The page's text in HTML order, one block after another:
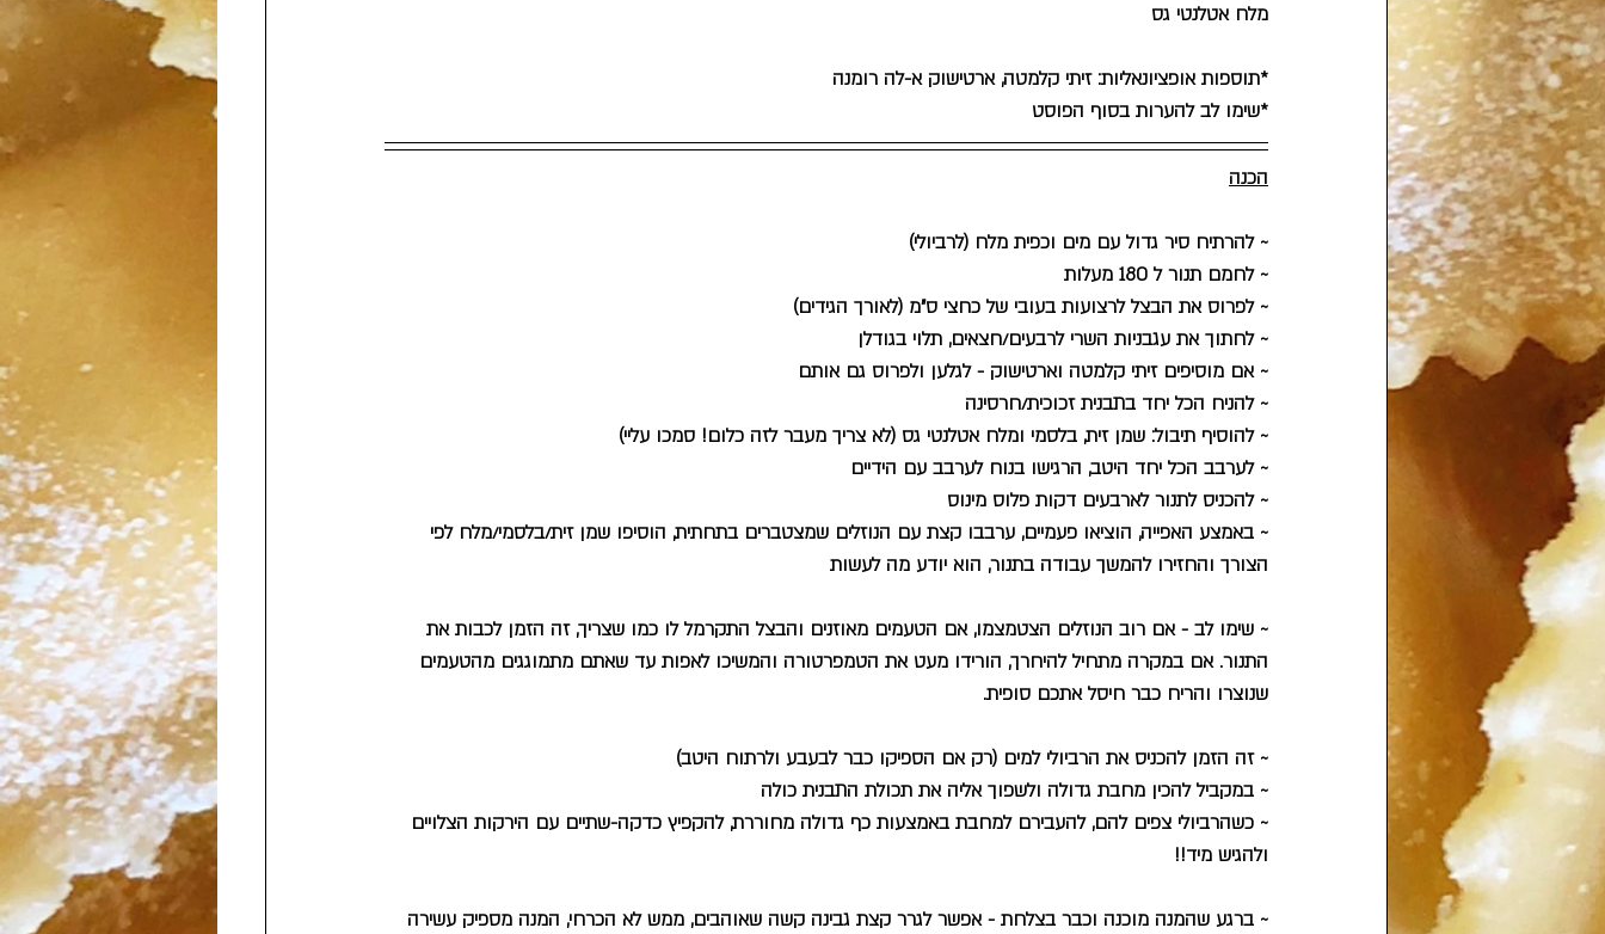
מלח אטלנטי גס
*תוספות אופציונאליות: זיתי קלמטה, ארטישוק א-לה רומנה
*שימו לב להערות בסוף הפוסט
הכנה
~ להרתיח סיר גדול עם מים וכפית מלח (לרביולי)
~ לחמם תנור ל 180 מעלות
~ לפרוס את הבצל לרצועות בעובי של כחצי ס"מ (לאורך הגידים)
~ לחתוך את עגבניות השרי לרבעים/חצאים, תלוי בגודלן
~ אם מוסיפים זיתי קלמטה וארטישוק - לגלען ולפרוס גם אותם
~ להניח הכל יחד בתבנית זכוכית/חרסינה
~ להוסיף תיבול: שמן זית, בלסמי ומלח אטלנטי גס (לא צריך מעבר לזה כלום! סמכו עליי)
~ לערבב הכל יחד היטב, הרגישו בנוח לערבב עם הידיים
~ להכניס לתנור לארבעים דקות פלוס מינוס
~ באמצע האפייה, הוציאו פעמיים, ערבבו קצת עם הנוזלים שמצטברים בתחתית, הוסיפו שמן זית/בלסמי/מלח לפי
הצורך והחזירו להמשך עבודה בתנור, הוא יודע מה לעשות
~ שימו לב - אם רוב הנוזלים הצטמצמו, אם הטעמים מאוזנים והבצל התקרמל לו כמו שצריך, זה הזמן לכבות את
התנור. אם במקרה מתחיל להיחרך, הורידו מעט את הטמפרטורה והמשיכו לאפות עד שאתם מתמוגגים מהטעמים
שנוצרו והריח כבר חיסל אתכם סופית.
~ זה הזמן להכניס את הרביולי למים (רק אם הספיקו כבר לבעבע ולרתוח היטב)
~ במקביל להכין מחבת גדולה ולשפוך אליה את תכולת התבנית כולה
~ כשהרביולי צפים להם, להעבירם למחבת באמצעות כף גדולה מחוררת, להקפיץ כדקה-שתיים עם הירקות הצלויים
ולהגיש מיד!!
~ ברגע שהמנה מוכנה וכבר בצלחת - אפשר לגרר קצת גבינה קשה שאוהבים, ממש לא הכרחי, המנה מספיק עשירה